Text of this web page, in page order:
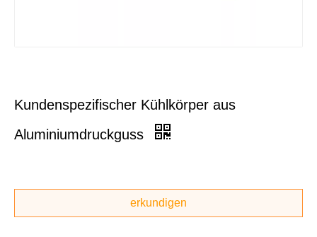
Kundenspezifischer Kühlkörper aus
Aluminiumdruckguss
erkundigen